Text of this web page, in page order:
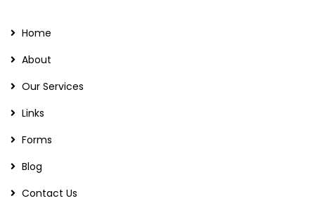
Home
About
Our Services
Links
Forms
Blog
Contact Us